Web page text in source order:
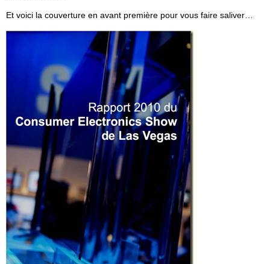
Et voici la couverture en avant première pour vous faire saliver…